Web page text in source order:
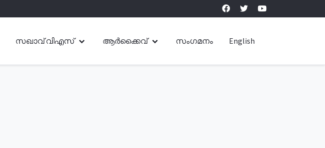
സഖാവ് വിഎസ് ആർക്കൈവ് സംഗമനം English